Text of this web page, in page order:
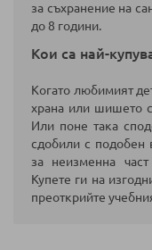
за съхранение на
до 8 години.
Кои са най-
Когато любимият
храна или шишето
Или поне така
сдобили с подобен
за неизменна
Купете ги на
преоткрийте